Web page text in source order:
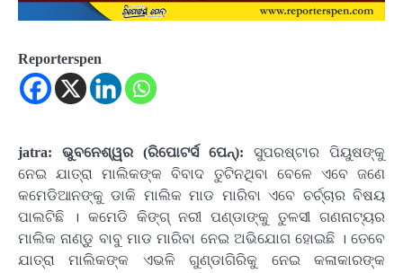
Reporterspen
jatra: ଭୁବନେଶ୍ୱର (ରିପୋଟର୍ସ ପେନ୍): ସୁପରଷ୍ଟାର ପିୟୁଷଙ୍କୁ
ନେଇ ଯାତ୍ରା ମାଲିକଙ୍କ ବିବାଦ ତୁଟିନଥିବା ବେଳେ ଏବେ ଜଣେ
କମେଡିଆନଙ୍କୁ ଡାକି ମାଲିକ ମାଡ ମାରିବା ଏବେ ଚର୍ଚ୍ଚାର ବିଷୟ
ପାଲଟିଛି । କମେଡି କିଙ୍ଗ୍ ନରୀ ପଣ୍ଡାଙ୍କୁ ତୁଳସୀ ଗଣନାଟ୍ୟର
ମାଲିକ ନାଣ୍ଡୁ ବାବୁ ମାଡ ମାରିବା ନେଇ ଅଭିଯୋଗ ହୋଇଛି । ତେବେ
ଯାତ୍ରା ମାଲିକଙ୍କ ଏଭଳି ଗୁଣ୍ଡାଗିରିକୁ ନେଇ କଳାକାରଙ୍କ